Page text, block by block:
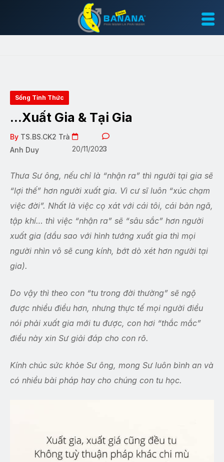
Sống Tỉnh Thức
…Xuất Gia & Tại Gia
By TS.BS.CK2 Trà
Anh Duy
20/11/2023
0
Thưa Sư ông, nếu chỉ là “nhận ra” thì người tại gia sẽ
“lợi thế” hơn người xuất gia. Vì cư sĩ luôn “xúc chạm
việc đời”. Nhất là việc cọ xát với cái tôi, cái bản ngã,
tập khí… thì việc “nhận ra” sẽ “sâu sắc” hơn người
xuất gia (dầu sao với hình tướng xuất gia thì mọi
người nhìn vô sẽ cung kính, bớt dò xét hơn người tại
gia).
Do vậy thì theo con “tu trong đời thường” sẽ ngộ
được nhiều điều hơn, nhưng thực tế mọi người điều
nói phải xuất gia mới tu được, con hơi “thắc mắc”
điều này xin Sư giải đáp cho con rõ.
Kính chúc sức khỏe Sư ông, mong Sư luôn bình an và
có nhiều bài pháp hay cho chúng con tu học.